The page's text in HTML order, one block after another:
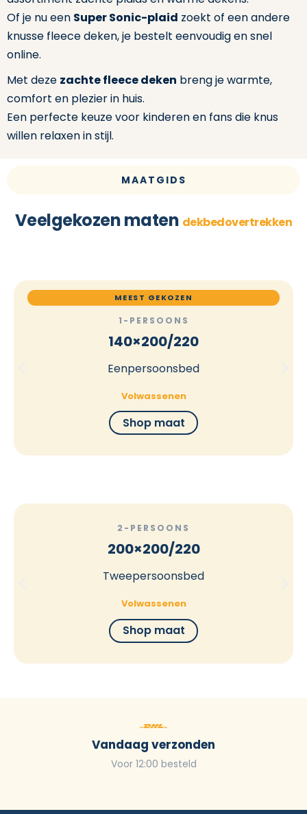
Of je nu een Super Sonic-plaid zoekt of een andere
knusse fleece deken, je bestelt eenvoudig en snel
online.
Met deze zachte fleece deken breng je warmte,
comfort en plezier in huis.
Een perfecte keuze voor kinderen en fans die knus
willen relaxen in stijl.
MAATGIDS
Veelgekozen maten dekbedovertrekken
MEEST GEKOZEN
1-PERSOONS
140×200/220
Eenpersoonsbed
Volwassenen
Shop maat
2-PERSOONS
200×200/220
Tweepersoonsbed
Volwassenen
Shop maat
Vandaag verzonden
Voor 12:00 besteld